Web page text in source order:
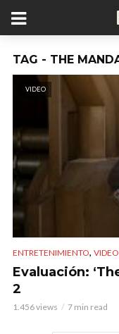
TAG - THE
VIDEO
ENTRETENIMIENTO,
Evaluación:
2
1.456 views 7 min read